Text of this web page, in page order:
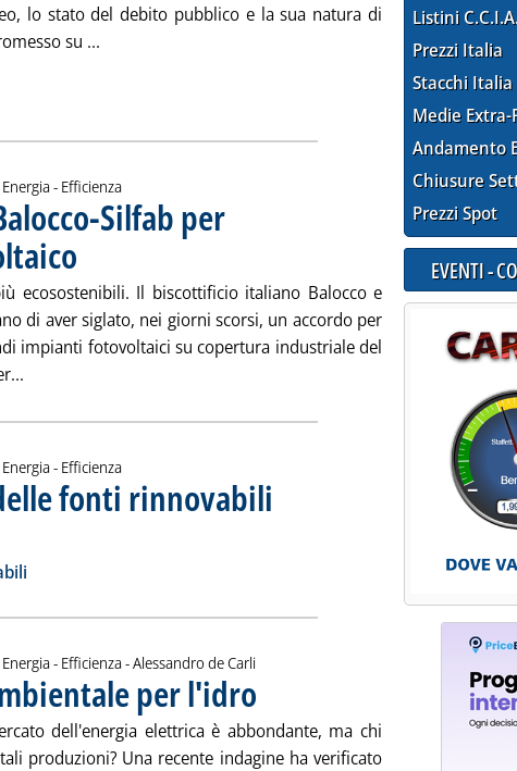
lo stato del debito pubblico e la sua natura di
su ... Leggi tutta la notizia: 'Una misura antisviluppo'
- Efficienza
Silfab per
. Pubblicata giovedì 27 maggio 2010 alle 14.36.
ecosostenibili. Il biscottificio italiano Balocco e
di aver siglato, nei giorni scorsi, un accordo per
impianti fotovoltaici su copertura industriale del
- Efficienza
fonti rinnovabili . Pubblicata mercoledì 26 maggio 2010 alle
delle fonti rinnovabili'
- Efficienza -di:
Alessandro de Carli
per l'idro . Pubblicata mercoledì 26 maggio 2010 alle 10.27.
dell'energia elettrica è abbondante, ma chi
produzioni? Una recente indagine ha verificato
Listini
Prezzi Italia
Stacchi Italia
Medie Extra-
Andamento
Chiusure
Prezzi Spot
EVENTI -